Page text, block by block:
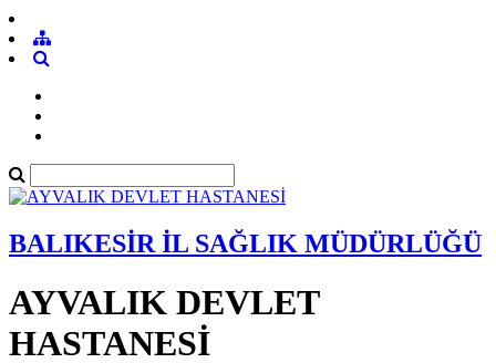
BALIKESİR İL SAĞLIK MÜDÜRLÜĞÜ
AYVALIK DEVLET
HASTANESİ